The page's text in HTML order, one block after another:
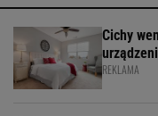
Cichy
REKLAMA